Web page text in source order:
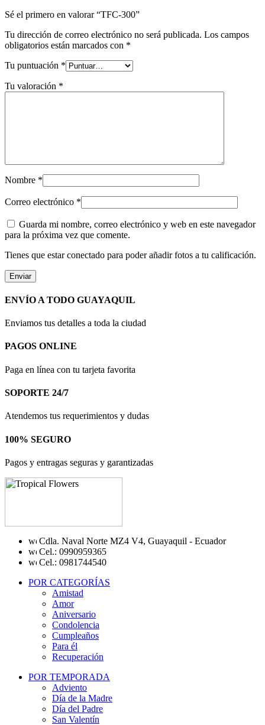
Sé el primero en valorar “TFC-300”
Tu dirección de correo electrónico no será publicada. Los campos
obligatorios están marcados con *
Tu puntuación *
Tu valoración *
Nombre *
Correo electrónico *
Guarda mi nombre, correo electrónico y web en este navegador
para la próxima vez que comente.
Tienes que estar conectado para poder añadir fotos a tu calificación.
ENVÍO A TODO GUAYAQUIL
Enviamos tus detalles a toda la ciudad
PAGOS ONLINE
Paga en línea con tu tarjeta favorita
SOPORTE 24/7
Atendemos tus requerimientos y dudas
100% SEGURO
Pagos y entragas seguras y garantizadas
Cdla. Naval Norte MZ4 V4, Guayaquil - Ecuador
Cel.: 0990959365
Cel.: 0981744540
POR CATEGORÍAS
Amistad
Amor
Aniversario
Condolencia
Cumpleaños
Para él
Recuperación
POR TEMPORADA
Adviento
Día de la Madre
Día del Padre
San Valentín